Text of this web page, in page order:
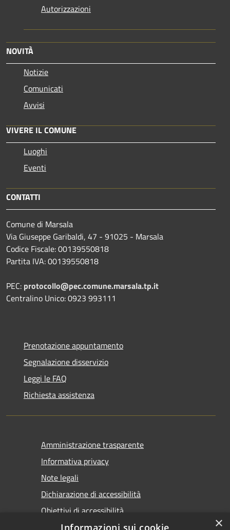
Autorizzazioni
NOVITÀ
Notizie
Comunicati
Avvisi
VIVERE IL COMUNE
Luoghi
Eventi
CONTATTI
Comune di Marsala
Via Giuseppe Garibaldi, 47 - 91025 - Marsala
Codice Fiscale: 00139550818
Partita IVA: 00139550818
PEC: protocollo@pec.comune.marsala.tp.it
Centralino Unico: 0923 993111
Prenotazione appuntamento
Segnalazione disservizio
Leggi le FAQ
Richiesta assistenza
Amministrazione trasparente
Informativa privacy
Note legali
Dichiarazione di accessibilità
Obiettivi di accessibilità
×
Informazioni sui cookie